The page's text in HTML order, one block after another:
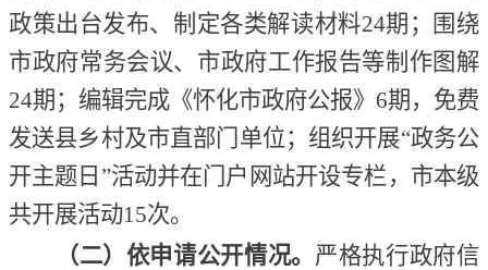
政策出台发布、制定各类解读材料24期；围绕
市政府常务会议、市政府工作报告等制作图解
24期；编辑完成《怀化市政府公报》6期，免费
发送县乡村及市直部门单位；组织开展“政务公
开主题日”活动并在门户网站开设专栏，市本级
共开展活动15次。
（二）依申请公开情况。 严格执行政府信